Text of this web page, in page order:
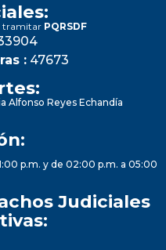
tramitar PQRSDF
: 47673
Alfonso Reyes Echandía
p.m. y de 02:00 p.m. a 05:00
Judiciales